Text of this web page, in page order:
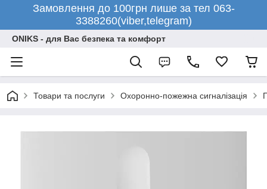
Замовлення до 100грн лише за тел 063-
3388260(viber,telegram)
ONIKS - для Вас безпека та комфорт
Товари та послуги Охоронно-пожежна сигналізація